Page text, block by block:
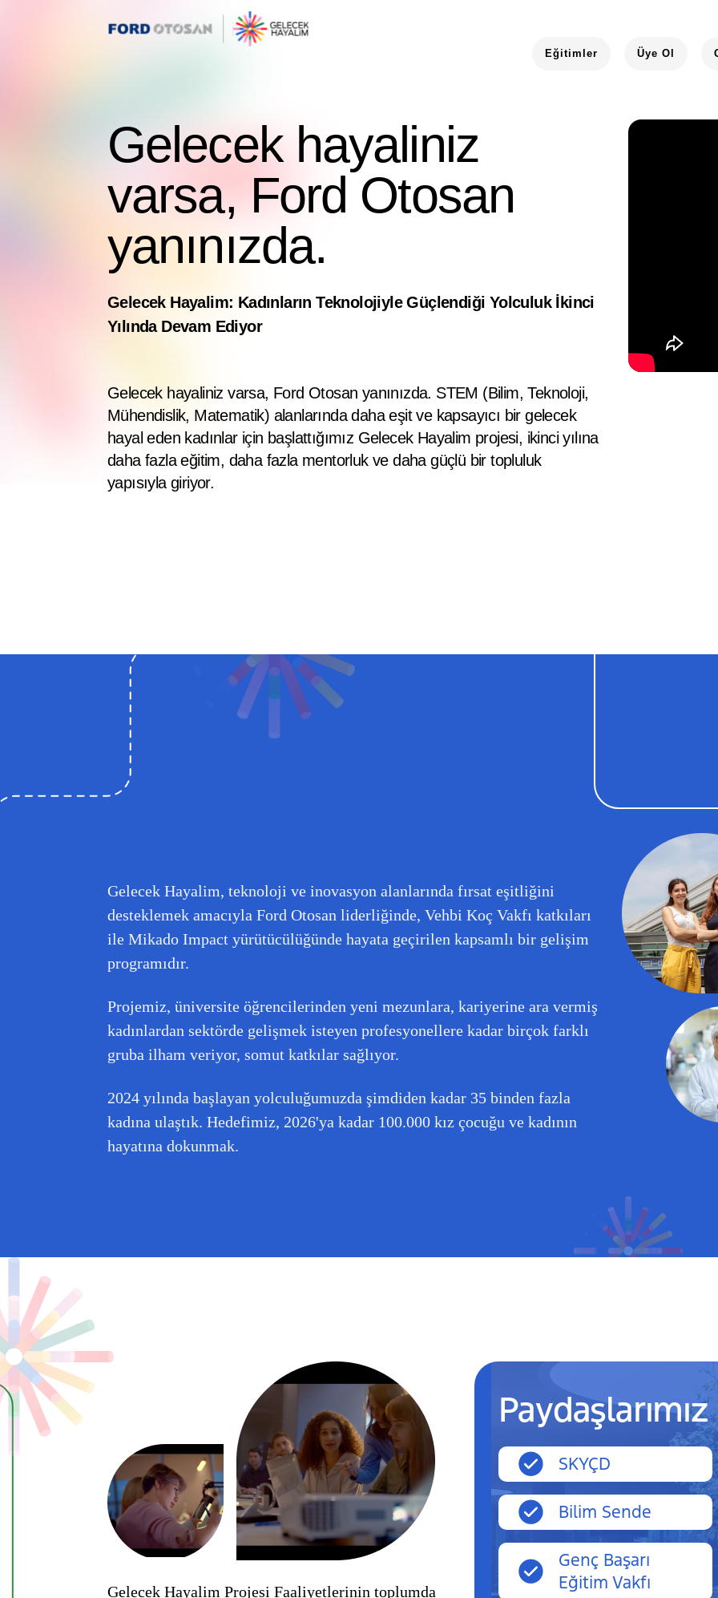
Üye Ol
Eğitimler
Gelecek hayaliniz
varsa, Ford Otosan
yanınızda.
Gelecek Hayalim: Kadınların Teknolojiyle Güçlendiği Yolculuk İkinci
Yılında Devam Ediyor
Gelecek hayaliniz varsa, Ford Otosan yanınızda. STEM (Bilim, Teknoloji,
Mühendislik, Matematik) alanlarında daha eşit ve kapsayıcı bir gelecek
hayal eden kadınlar için başlattığımız Gelecek Hayalim projesi, ikinci yılına
daha fazla eğitim, daha fazla mentorluk ve daha güçlü bir topluluk
yapısıyla giriyor.
Gelecek Hayalim, teknoloji ve inovasyon alanlarında fırsat eşitliğini
desteklemek amacıyla Ford Otosan liderliğinde, Vehbi Koç Vakfı katkıları
ile Mikado Impact yürütücülüğünde hayata geçirilen kapsamlı bir gelişim
programıdır.
Projemiz, üniversite öğrencilerinden yeni mezunlara, kariyerine ara vermiş
kadınlardan sektörde gelişmek isteyen profesyonellere kadar birçok farklı
gruba ilham veriyor, somut katkılar sağlıyor.
2024 yılında başlayan yolculuğumuzda şimdiden kadar 35 binden fazla
kadına ulaştık. Hedefimiz, 2026'ya kadar 100.000 kız çocuğu ve kadının
hayatına dokunmak.
Gelecek Hayalim Projesi Faaliyetlerinin toplumda
Paydaşlarımız
SKYÇD
Bilim Sende
Genç Başarı
Eğitim Vakfı